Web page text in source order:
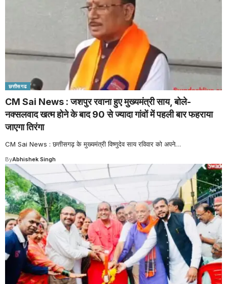
छत्तीसगढ
CM Sai News : जशपुर रवाना हुए मुख्यमंत्री साय, बोले-
नक्सलवाद खत्म होने के बाद 90 से ज्यादा गांवों में पहली बार फहराया
जाएगा तिरंगा
CM Sai News : छत्तीसगढ़ के मुख्यमंत्री विष्णुदेव साय रविवार को अपने…
ByAbhishek Singh